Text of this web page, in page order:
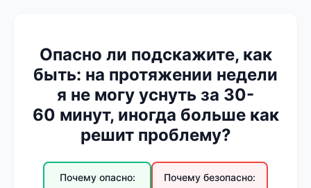
Опасно ли подскажите, как
быть: на протяжении недели
я не могу уснуть за 30-
60 минут, иногда больше как
решит проблему?
Почему опасно: Почему безопасно: